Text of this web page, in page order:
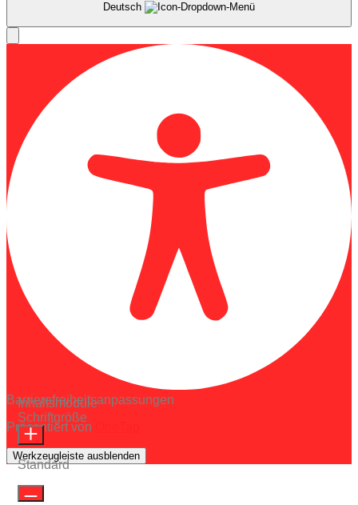
Deutsch
Barrierefreiheitsanpassungen
Präsentiert von
Werkzeugleiste ausblenden
Inhaltsmodule
Schriftgröße
Standard